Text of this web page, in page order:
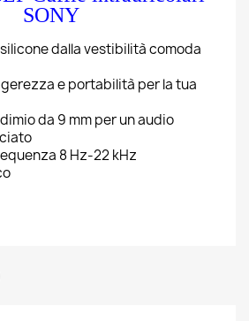
SONY
dalla vestibilità comoda
e portabilità per la tua
da 9 mm per un audio
8 Hz-22 kHz